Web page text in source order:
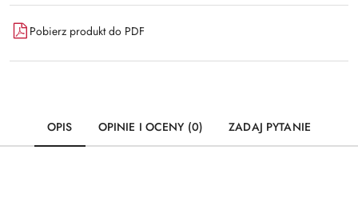
Pobierz produkt do PDF
OPIS OPINIE I OCENY (0) ZADAJ PYTANIE